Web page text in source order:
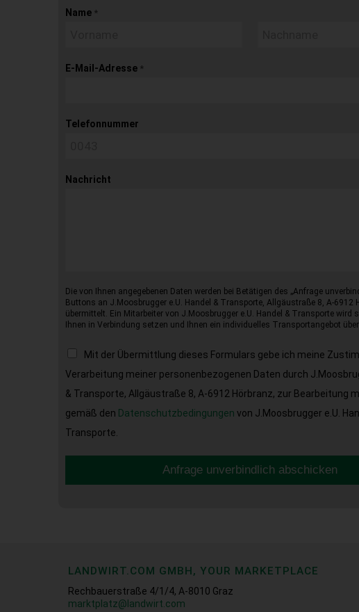
Name *
E-Mail-Adresse *
Telefonnummer
Nachricht
Die von Ihnen angegebenen Daten werden bei Betätigen des „Anfrage
Buttons an J.Moosbrugger e.U. Handel & Transporte, Allgäustraße 8, A-6912
übermittelt. Ein Mitarbeiter von J.Moosbrugger e.U. Handel & Transporte wird
Ihnen in Verbindung setzen und Ihnen ein individuelles Transportangebot
Mit der Übermittlung dieses Formulars gebe ich meine
Verarbeitung meiner personenbezogenen Daten durch
& Transporte, Allgäustraße 8, A-6912 Hörbranz, zur Bearbeitung
gemäß den Datenschutzbedingungen von J.Moosbrugger e.U.
Transporte.
Anfrage unverbindlich abschicken
LANDWIRT.COM GMBH, YOUR MARKETPLACE
Rechbauerstraße 4/1/4, A-8010 Graz
marktplatz@landwirt.com